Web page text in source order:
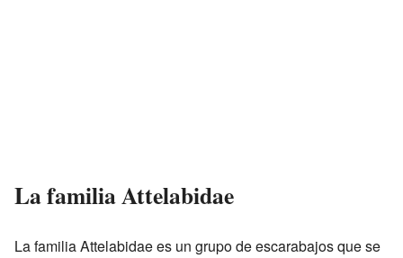
La familia Attelabidae
La familia Attelabidae es un grupo de escarabajos que se